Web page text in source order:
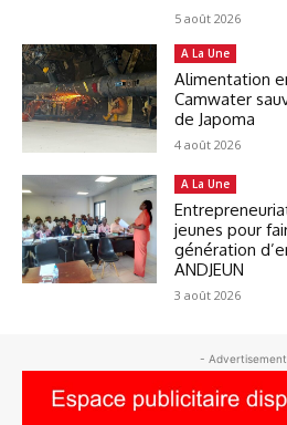
5 août 2026
A La Une
Alimentation
Camwater
de Japoma
4 août 2026
A La Une
jeunes pour
génération
ANDJEUN
3 août 2026
-